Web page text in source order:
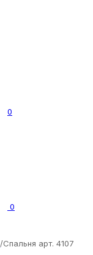
0
0
/Спальня арт. 4107